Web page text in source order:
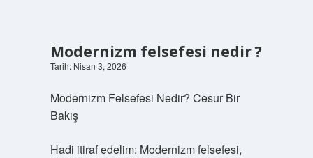
Modernizm felsefesi nedir ?
Tarih: Nisan 3, 2026
Modernizm Felsefesi Nedir? Cesur Bir
Bakış
Hadi itiraf edelim: Modernizm felsefesi,